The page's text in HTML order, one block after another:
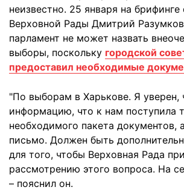
неизвестно. 25 января на брифинге
Верховной Рады Дмитрий Разумков
парламент не может назвать
выборы, поскольку городской
предоставил необходимые
"По выборам в Харькове. Я уверен,
информацию, что к нам поступила
необходимого пакета документов,
письмо. Должен быть
для того, чтобы Верховная Рада
рассмотрению этого вопроса. На
– пояснил он.